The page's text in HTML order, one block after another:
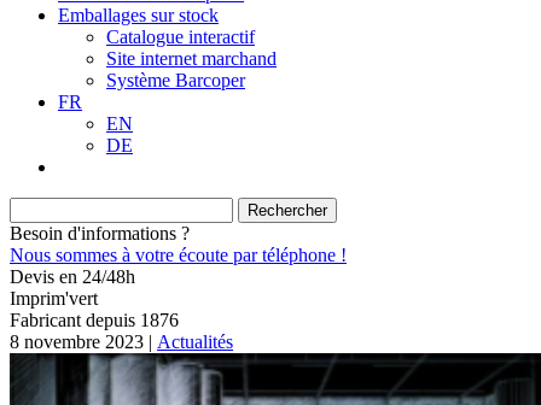
Emballages sur stock
Catalogue interactif
Site internet marchand
Système Barcoper
FR
EN
DE
Besoin d'informations ?
Nous sommes à votre écoute par téléphone !
Devis en 24/48h
Imprim'vert
Fabricant depuis 1876
8 novembre 2023 | Actualités